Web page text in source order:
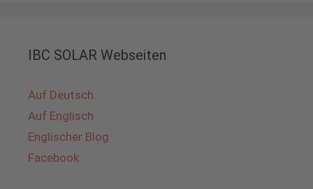
IBC SOLAR Webseiten
Auf Deutsch
Auf Englisch
Englischer Blog
Facebook